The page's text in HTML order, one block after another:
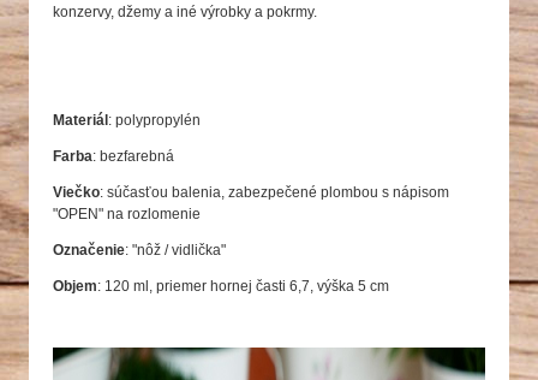
konzervy, džemy a iné výrobky a pokrmy.
Materiál: polypropylén
Farba: bezfarebná
Viečko: súčasťou balenia, zabezpečené plombou s nápisom
"OPEN" na rozlomenie
Označenie: "nôž / vidlička"
Objem: 120 ml, priemer hornej časti 6,7, výška 5 cm